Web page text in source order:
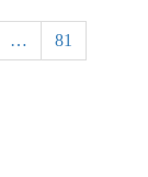
… 81